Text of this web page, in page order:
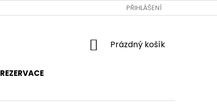
A PLATBA OBCHODNÍ PODMÍNKY
PŘIHLÁŠENÍ
NÁKUPNÍ
Prázdný košík
REZERVACE